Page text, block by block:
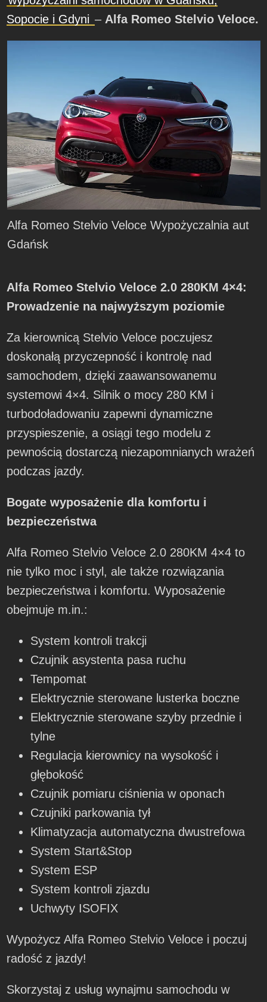
Sopocie i Gdyni – Alfa Romeo Stelvio Veloce.
Alfa Romeo Stelvio Veloce Wypożyczalnia aut
Gdańsk
Alfa Romeo Stelvio Veloce 2.0 280KM 4×4:
Prowadzenie na najwyższym poziomie
Za kierownicą Stelvio Veloce poczujesz
doskonałą przyczepność i kontrolę nad
samochodem, dzięki zaawansowanemu
systemowi 4×4. Silnik o mocy 280 KM i
turbodoładowaniu zapewni dynamiczne
przyspieszenie, a osiągi tego modelu z
pewnością dostarczą niezapomnianych wrażeń
podczas jazdy.
Bogate wyposażenie dla komfortu i
bezpieczeństwa
Alfa Romeo Stelvio Veloce 2.0 280KM 4×4 to
nie tylko moc i styl, ale także rozwiązania
bezpieczeństwa i komfortu. Wyposażenie
obejmuje m.in.:
System kontroli trakcji
Czujnik asystenta pasa ruchu
Tempomat
Elektrycznie sterowane lusterka boczne
Elektrycznie sterowane szyby przednie i
tylne
Regulacja kierownicy na wysokość i
głębokość
Czujnik pomiaru ciśnienia w oponach
Czujniki parkowania tył
Klimatyzacja automatyczna dwustrefowa
System Start&Stop
System ESP
System kontroli zjazdu
Uchwyty ISOFIX
Wypożycz Alfa Romeo Stelvio Veloce i poczuj
radość z jazdy!
Skorzystaj z usług wynajmu samochodu w